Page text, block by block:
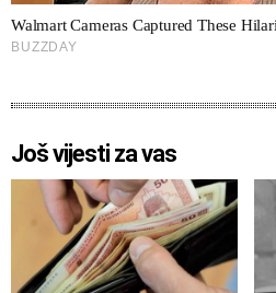
Još vijesti za vas